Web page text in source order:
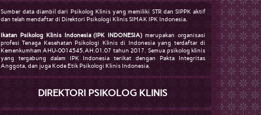
Sumber data diambil dari Psikolog Klinis yang memiliki STR dan SIPPK aktif
dan telah mendaftar di Direktori Psikologi Klinis SIMAK IPK Indonesia.
Ikatan Psikolog Klinis Indonesia (IPK INDONESIA)merupakan organisasi
profesi Tenaga Kesehatan Psikologi Klinis di Indonesia yang terdaftar di
Kemenkumham AHU-0014545.AH.01.07 tahun 2017. Semua psikolog klinis
yang tergabung dalam IPK Indonesia terikat dengan Pakta Integritas
Anggota, dan juga Kode Etik Psikologi Klinis Indonesia.
DIREKTORI PSIKOLOG KLINIS